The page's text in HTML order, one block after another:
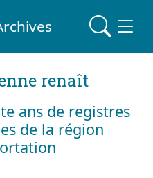
renaît
ans de registres
de la région